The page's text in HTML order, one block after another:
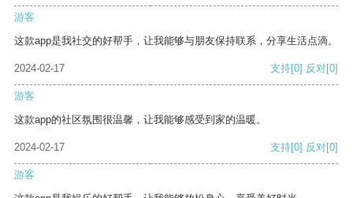
游客
这款app是我社交的好帮手，让我能够与朋友保持联系，分享生活点滴。
2024-02-17 支持[0] 反对[0]
游客
这款app的社区氛围很温馨，让我能够感受到家的温暖。
2024-02-17 支持[0] 反对[0]
游客